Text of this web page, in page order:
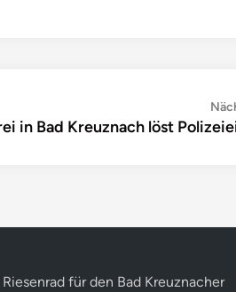
in Bad Kreuznach löst
für den Bad Kreuznacher